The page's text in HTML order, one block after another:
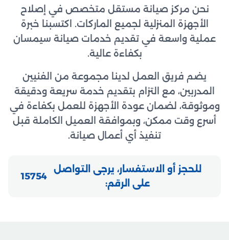
نحن مركز صيانة مستقل متخصص في إصلاح
الأجهزة المنزلية لجميع الماركات. اكتسبنا خبرة
عملية واسعة في تقديم خدمات صيانة سيمسان
بكفاءة عالية.
يضم فريق العمل لدينا مجموعة من الفنيين
المدربين، مع التزام بتقديم خدمة سريعة ودقيقة
وموثوقة، لضمان عودة الأجهزة للعمل بكفاءة في
أسرع وقت ممكن، وبموافقة العميل الكاملة قبل
تنفيذ أي أعمال صيانة.
للحجز أو الاستفسار، يرجى التواصل
على الرقم:
15754